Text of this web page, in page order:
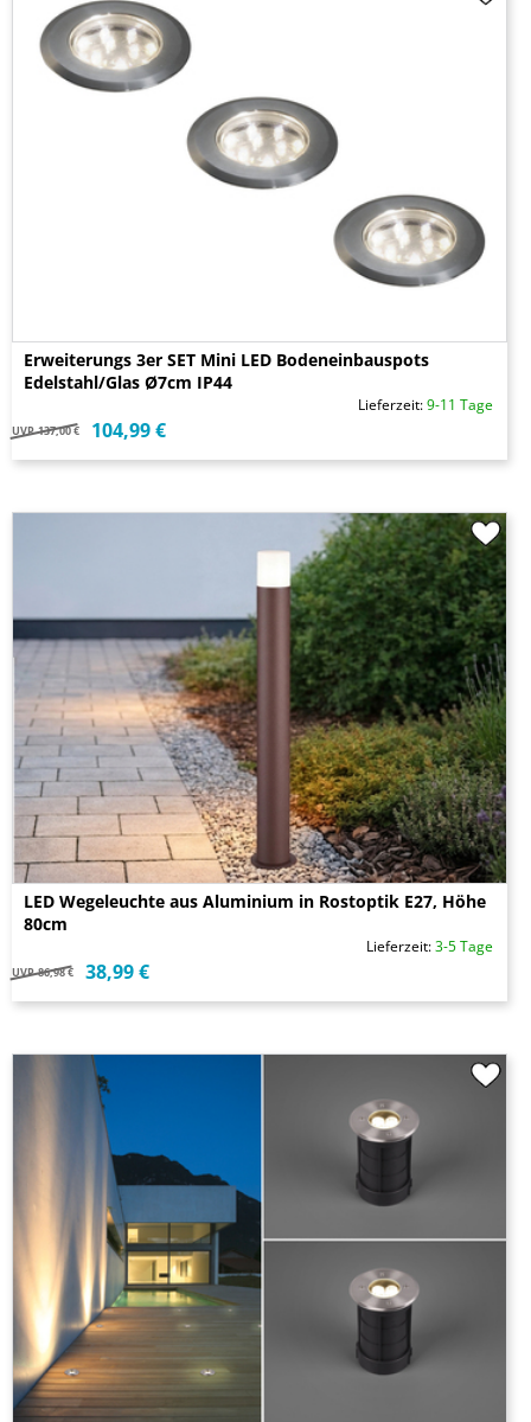
Erweiterungs 3er SET Mini LED Bodeneinbauspots
Edelstahl/Glas Ø7cm IP44
Lieferzeit:9-11 Tage
UVP 137,00 € 104,99 €
LED Wegeleuchte aus Aluminium in Rostoptik E27, Höhe
80cm
Lieferzeit:3-5 Tage
UVP 86,98 € 38,99 €